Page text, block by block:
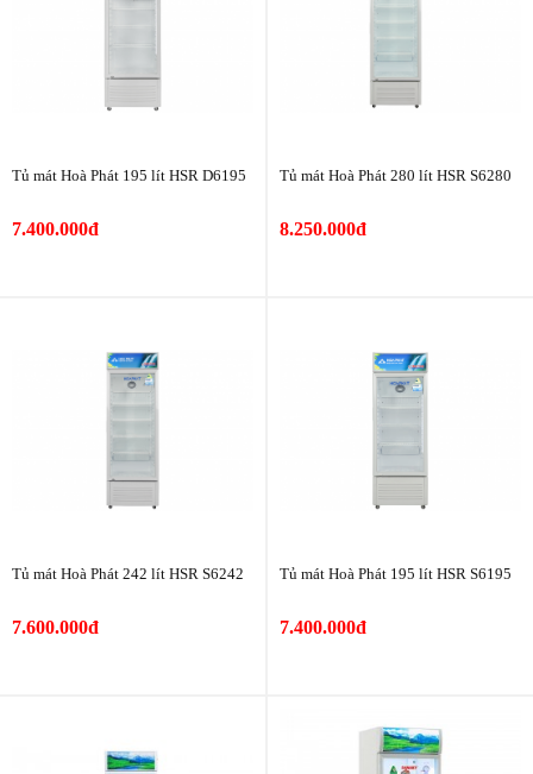
Tủ mát Hoà Phát 195 lít HSR D6195
7.400.000đ
Tủ mát Hoà Phát 280 lít HSR S6280
8.250.000đ
Tủ mát Hoà Phát 242 lít HSR S6242
7.600.000đ
Tủ mát Hoà Phát 195 lít HSR S6195
7.400.000đ